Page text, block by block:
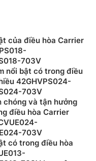
Hi-Power giúp làm
chỉ với 1 nút
của điều hòa Carrier
703V
nổi bật có trong điều
42GHVPS024-
703V
chóng và tận hưởng
điều hòa Carrier
703V
có trong điều hòa